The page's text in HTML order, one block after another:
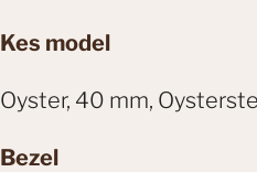
Kes model
Oyster, 40 mm,
Bezel